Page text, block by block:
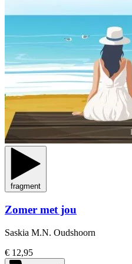
fragment
Zomer met jou
Saskia M.N. Oudshoorn
€ 12,95